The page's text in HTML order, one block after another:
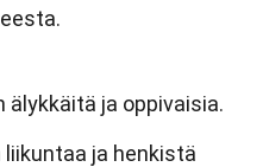
ja oppivaisia.
ja henkistä